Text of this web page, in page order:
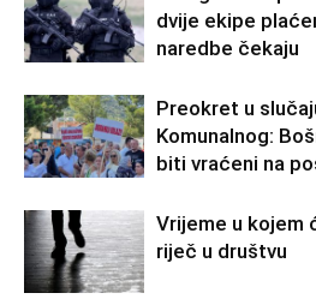
dvije ekipe
naredbe čekaju
Preokret u
Komunalnog:
biti vraćeni na
Vrijeme u kojem
riječ u društvu